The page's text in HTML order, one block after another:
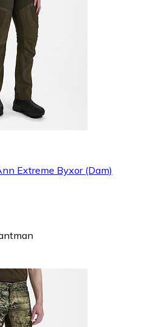
Extreme Byxor (Dam)